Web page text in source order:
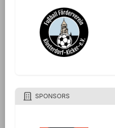
SPONSORS